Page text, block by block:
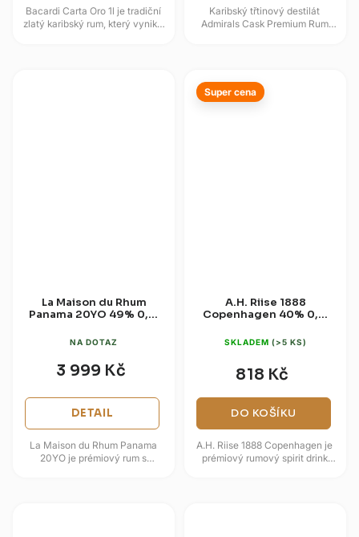
Bacardi Carta Oro 1l je tradiční
zlatý karibský rum, který vyniká
Karibský třtinový destilát
Admirals Cask Premium Rum
La Maison du Rhum
Panama 20YO 49% 0,7l
NA DOTAZ
3 999 Kč
DETAIL
La Maison du Rhum Panama
20YO je prémiový rum s
Super cena
A.H. Riise 1888
Copenhagen 40% 0,7l
(dárková krabice)
SKLADEM (>5 KS)
818 Kč
DO KOŠÍKU
A.H. Riise 1888 Copenhagen je
prémiový rumový spirit drink